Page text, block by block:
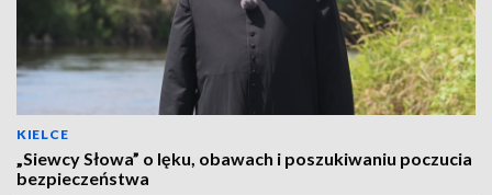
KIELCE
„Siewcy Słowa” o lęku, obawach i poszukiwaniu poczucia
bezpieczeństwa